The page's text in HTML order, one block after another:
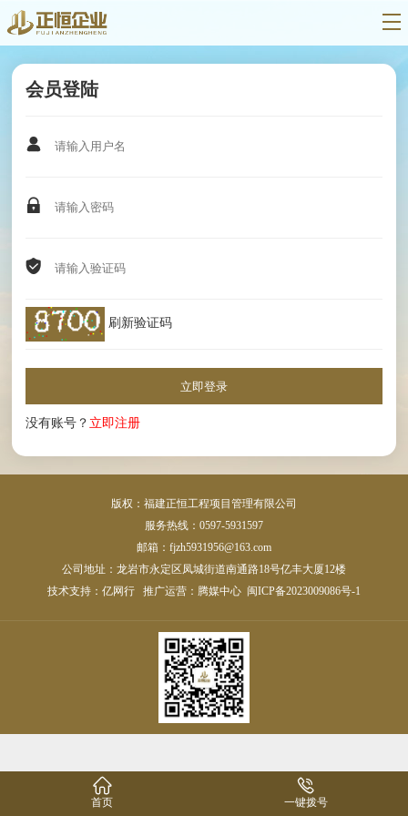
会员登陆



刷新验证码
立即登录
没有账号？ 立即注册
版权：福建正恒工程项目管理有限公司
服务热线：0597-5931597
邮箱：fjzh5931956@163.com
公司地址：龙岩市永定区凤城街道南通路18号亿丰大厦12楼
技术支持： 亿网行 推广运营： 腾媒中心 闽ICP备2023009086号-1

首页

一键拨号